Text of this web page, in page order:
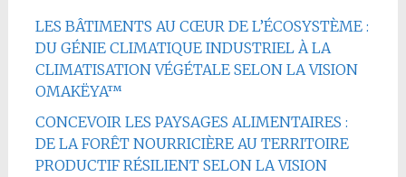
LES BÂTIMENTS AU CŒUR DE L’ÉCOSYSTÈME :
DU GÉNIE CLIMATIQUE INDUSTRIEL À LA
CLIMATISATION VÉGÉTALE SELON LA VISION
OMAKËYA™
CONCEVOIR LES PAYSAGES ALIMENTAIRES :
DE LA FORÊT NOURRICIÈRE AU TERRITOIRE
PRODUCTIF RÉSILIENT SELON LA VISION